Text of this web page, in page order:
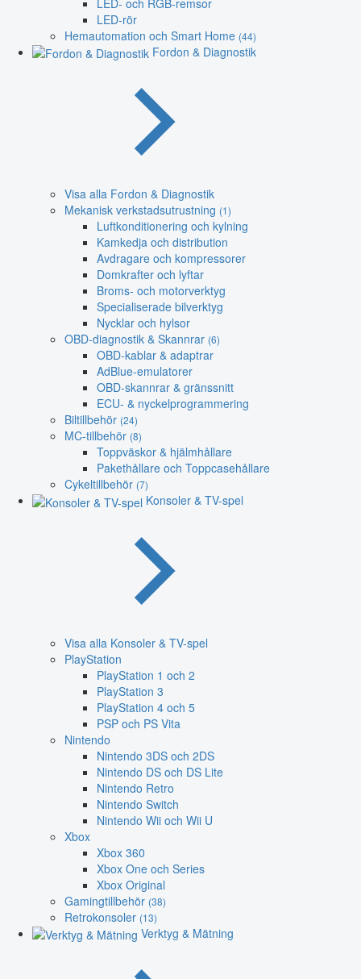
LED-rör
Hemautomation och Smart Home (44)
Fordon & Diagnostik
Visa alla Fordon & Diagnostik
Mekanisk verkstadsutrustning (1)
Luftkonditionering och kylning
Kamkedja och distribution
Avdragare och kompressorer
Domkrafter och lyftar
Broms- och motorverktyg
Specialiserade bilverktyg
Nycklar och hylsor
OBD-diagnostik & Skannrar (6)
OBD-kablar & adaptrar
AdBlue-emulatorer
OBD-skannrar & gränssnitt
ECU- & nyckelprogrammering
Biltillbehör (24)
MC-tillbehör (8)
Toppväskor & hjälmhållare
Pakethållare och Toppcasehållare
Cykeltillbehör (7)
Konsoler & TV-spel
Visa alla Konsoler & TV-spel
PlayStation
PlayStation 1 och 2
PlayStation 3
PlayStation 4 och 5
PSP och PS Vita
Nintendo
Nintendo 3DS och 2DS
Nintendo DS och DS Lite
Nintendo Retro
Nintendo Switch
Nintendo Wii och Wii U
Xbox
Xbox 360
Xbox One och Series
Xbox Original
Gamingtillbehör (38)
Retrokonsoler (13)
Verktyg & Mätning